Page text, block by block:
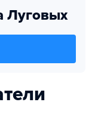
Луговых